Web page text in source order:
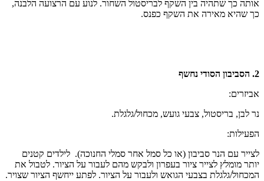
אותה כך שתהיה בין השקף לבריסטול השחור. לנוע עם הרצועה הלבנה,
כך שהיא מאירה את השקף כפנס.
2. הסביבון הסודי נחשף
אביזרים:
נר לבן, בריסטול, צבעי גועש, מכחול/גלגלת.
הפעילות:
לצייר עם הנר סביבון (או כל סמל אחר סמלי החנוכה). לילדים קטנים
יותר מומלץ לצייר ציור בעפרון ולבקש מהם לעבור על הציור. לטבול את
המכחול/גלגלת בצבעי הגואש ולעבור על הציור. לפתע ייחשף הציור שצויר.